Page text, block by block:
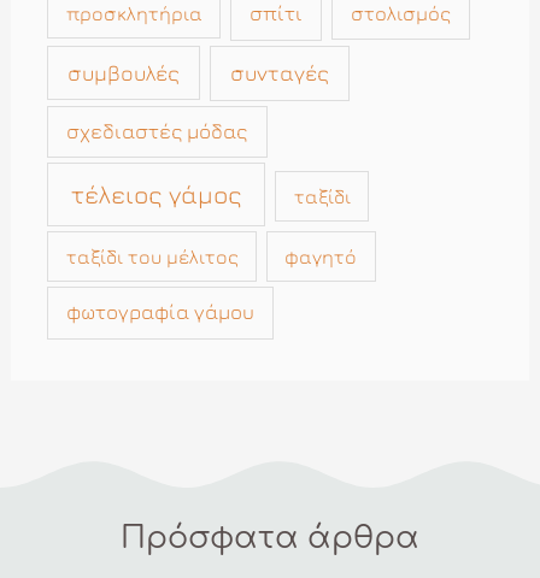
προσκλητήρια σπίτι στολισμός
συμβουλές συνταγές
σχεδιαστές μόδας
τέλειος γάμος ταξίδι
ταξίδι του μέλιτος φαγητό
φωτογραφία γάμου
Πρόσφατα άρθρα